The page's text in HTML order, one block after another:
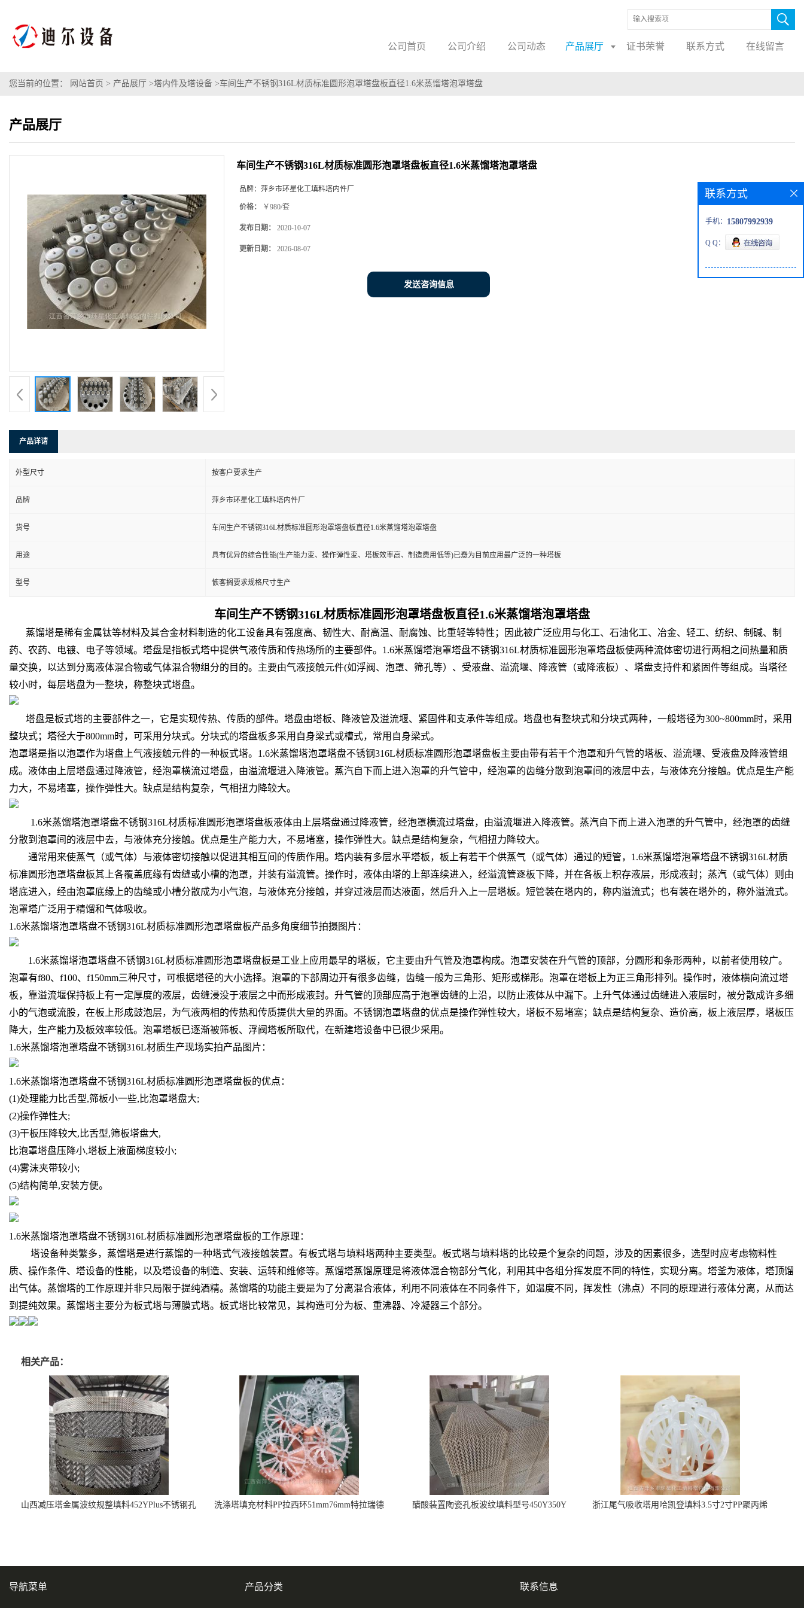
公司首页 公司介绍 公司动态 产品展厅 证书荣誉 联系方式 在线留言
您当前的位置： 网站首页 > 产品展厅 >塔内件及塔设备 >车间生产不锈钢316L材质标准圆形泡罩塔盘板直径1.6米蒸馏塔泡罩塔盘
产品展厅
车间生产不锈钢316L材质标准圆形泡罩塔盘板直径1.6米蒸馏塔泡罩塔盘
品牌： 萍乡市环星化工填料塔内件厂
价格： ￥980/套
发布日期： 2020-10-07
更新日期： 2026-08-07
发送咨询信息
产品详请
外型尺寸 按客户要求生产
品牌 萍乡市环星化工填料塔内件厂
货号 车间生产不锈钢316L材质标准圆形泡罩塔盘板直径1.6米蒸馏塔泡罩塔盘
用途 具有优异的综合性能(生产能力変、操作弹性変、塔板效率高、制造费用低等)已憃为目前应用最广泛的一种塔板
型号 愱客搁要求规格尺寸生产
车间生产不锈钢316L材质标准圆形泡罩塔盘板直径1.6米蒸馏塔泡罩塔盘
蒸馏塔是稀有金属钛等材料及其合金材料制造的化工设备具有强度高、韧性大、耐高温、耐腐蚀、比重轻等特性；因此被广泛应用与化工、石油化工、冶金、轻工、纺织、制碱、制
药、农药、电镀、电子等领域。塔盘是指板式塔中提供气液传质和传热场所的主要部件。1.6米蒸馏塔泡罩塔盘不锈钢316L材质标准圆形泡罩塔盘板使两种流体密切进行两相之间热量和质
量交换，以达到分离液体混合物或气体混合物组分的目的。主要由气液接触元件(如浮阀、泡罩、筛孔等）、受液盘、溢流堰、降液管（或降液板）、塔盘支持件和紧固件等组成。当塔径
较小时，每层塔盘为一整块，称整块式塔盘。
塔盘是板式塔的主要部件之一，它是实现传热、传质的部件。塔盘由塔板、降液管及溢流堰、紧固件和支承件等组成。塔盘也有整块式和分块式两种，一般塔径为300~800mm时，采用
整块式；塔径大于800mm时，可采用分块式。分块式的塔盘板多采用自身梁式或槽式，常用自身梁式。
泡罩塔是指以泡罩作为塔盘上气液接触元件的一种板式塔。1.6米蒸馏塔泡罩塔盘不锈钢316L材质标准圆形泡罩塔盘板主要由带有若干个泡罩和升气管的塔板、溢流堰、受液盘及降液管组
成。液体由上层塔盘通过降液管，经泡罩横流过塔盘，由溢流堰进入降液管。蒸汽自下而上进入泡罩的升气管中，经泡罩的齿缝分散到泡罩间的液层中去，与液体充分接触。优点是生产能
力大，不易堵塞，操作弹性大。缺点是结构复杂，气相扭力降较大。
1.6米蒸馏塔泡罩塔盘不锈钢316L材质标准圆形泡罩塔盘板液体由上层塔盘通过降液管，经泡罩横流过塔盘，由溢流堰进入降液管。蒸汽自下而上进入泡罩的升气管中，经泡罩的齿缝
分散到泡罩间的液层中去，与液体充分接触。优点是生产能力大，不易堵塞，操作弹性大。缺点是结构复杂，气相扭力降较大。
通常用来使蒸气（或气体）与液体密切接触以促进其相互间的传质作用。塔内装有多层水平塔板，板上有若干个供蒸气（或气体）通过的短管，1.6米蒸馏塔泡罩塔盘不锈钢316L材质
标准圆形泡罩塔盘板其上各覆盖底缘有齿缝或小槽的泡罩，并装有溢流管。操作时，液体由塔的上部连续进入，经溢流管逐板下降，并在各板上积存液层，形成液封；蒸汽（或气体）则由
塔底进入，经由泡罩底缘上的齿缝或小槽分散成为小气泡，与液体充分接触，并穿过液层而达液面，然后升入上一层塔板。短管装在塔内的，称内溢流式；也有装在塔外的，称外溢流式。
泡罩塔广泛用于精馏和气体吸收。
1.6米蒸馏塔泡罩塔盘不锈钢316L材质标准圆形泡罩塔盘板产品多角度细节拍摄图片：
1.6米蒸馏塔泡罩塔盘不锈钢316L材质标准圆形泡罩塔盘板是工业上应用最早的塔板，它主要由升气管及泡罩构成。泡罩安装在升气管的顶部，分圆形和条形两种，以前者使用较广。
泡罩有f80、f100、f150mm三种尺寸，可根据塔径的大小选择。泡罩的下部周边开有很多齿缝，齿缝一般为三角形、矩形或梯形。泡罩在塔板上为正三角形排列。操作时，液体横向流过塔
板，靠溢流堰保持板上有一定厚度的液层，齿缝浸没于液层之中而形成液封。升气管的顶部应高于泡罩齿缝的上沿，以防止液体从中漏下。上升气体通过齿缝进入液层时，被分散成许多细
小的气泡或流股，在板上形成鼓泡层，为气液两相的传热和传质提供大量的界面。不锈钢泡罩塔盘的优点是操作弹性较大，塔板不易堵塞；缺点是结构复杂、造价高，板上液层厚，塔板压
降大，生产能力及板效率较低。泡罩塔板已逐渐被筛板、浮阀塔板所取代，在新建塔设备中已很少采用。
1.6米蒸馏塔泡罩塔盘不锈钢316L材质生产现场实拍产品图片：
1.6米蒸馏塔泡罩塔盘不锈钢316L材质标准圆形泡罩塔盘板的优点：
(1)处理能力比舌型,筛板小一些,比泡罩塔盘大;
(2)操作弹性大;
(3)干板压降较大,比舌型,筛板塔盘大,
比泡罩塔盘压降小,塔板上液面梯度较小;
(4)雾沫夹带较小;
(5)结构简单,安装方便。
1.6米蒸馏塔泡罩塔盘不锈钢316L材质标准圆形泡罩塔盘板的工作原理：
塔设备种类繁多，蒸馏塔是进行蒸馏的一种塔式气液接触装置。有板式塔与填料塔两种主要类型。板式塔与填料塔的比较是个复杂的问题，涉及的因素很多，选型时应考虑物料性
质、操作条件、塔设备的性能，以及塔设备的制造、安装、运转和维修等。蒸馏塔蒸馏原理是将液体混合物部分气化，利用其中各组分挥发度不同的特性，实现分离。塔釜为液体，塔顶馏
出气体。蒸馏塔的工作原理并非只局限于提纯酒精。蒸馏塔的功能主要是为了分离混合液体，利用不同液体在不同条件下，如温度不同，挥发性（沸点）不同的原理进行液体分离，从而达
到提纯效果。蒸馏塔主要分为板式塔与薄膜式塔。板式塔比较常见，其构造可分为板、重沸器、冷凝器三个部分。
相关产品：
山西减压塔金属波纹规整填料452YPlus不锈钢孔
洗涤塔填充材料PP拉西环51mm76mm特拉瑞德
醋酸装置陶瓷孔板波纹填料型号450Y350Y
浙江尾气吸收塔用哈凯登填料3.5寸2寸PP聚丙烯
联系方式
手机： 15807992939
Q Q：
导航菜单 产品分类 联系信息